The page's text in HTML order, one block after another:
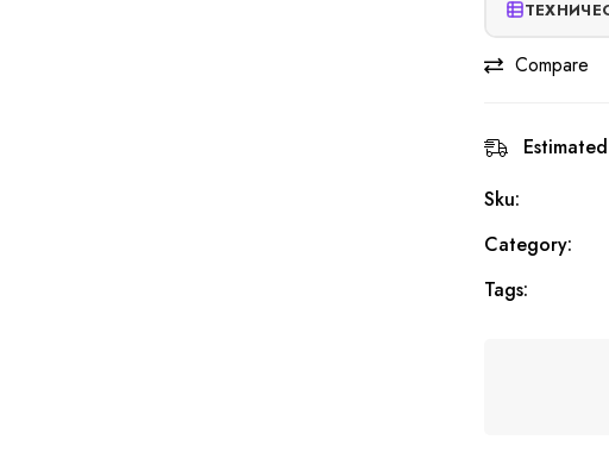
Compare
Sku:
Category:
Tags: